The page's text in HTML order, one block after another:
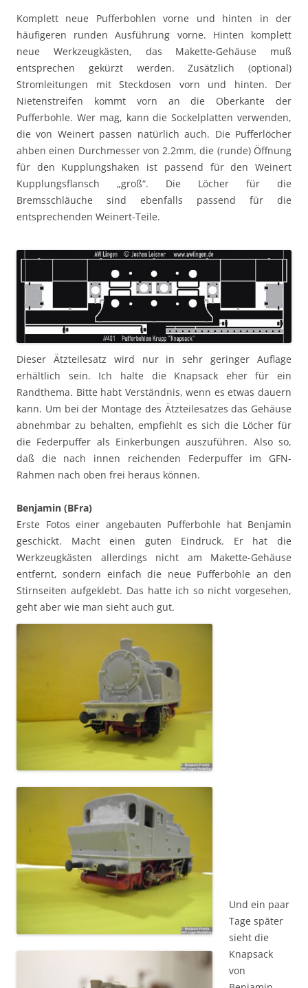
Komplett neue Pufferbohlen vorne und hinten in der
häufigeren runden Ausführung vorne. Hinten komplett
neue Werkzeugkästen, das Makette-Gehäuse muß
entsprechen gekürzt werden. Zusätzlich (optional)
Stromleitungen mit Steckdosen vorn und hinten. Der
Nietenstreifen kommt vorn an die Oberkante der
Pufferbohle. Wer mag, kann die Sockelplatten verwenden,
die von Weinert passen natürlich auch. Die Pufferlöcher
ahben einen Durchmesser von 2.2mm, die (runde) Öffnung
für den Kupplungshaken ist passend für den Weinert
Kupplungsflansch „groß“. Die Löcher für die
Bremsschläuche sind ebenfalls passend für die
entsprechenden Weinert-Teile.
Dieser Ätzteilesatz wird nur in sehr geringer Auflage
erhältlich sein. Ich halte die Knapsack eher für ein
Randthema. Bitte habt Verständnis, wenn es etwas dauern
kann. Um bei der Montage des Ätzteilesatzes das Gehäuse
abnehmbar zu behalten, empfiehlt es sich die Löcher für
die Federpuffer als Einkerbungen auszuführen. Also so,
daß die nach innen reichenden Federpuffer im GFN-
Rahmen nach oben frei heraus können.
Benjamin (BFra)
Erste Fotos einer angebauten Pufferbohle hat Benjamin
geschickt. Macht einen guten Eindruck. Er hat die
Werkzeugkästen allerdings nicht am Makette-Gehäuse
entfernt, sondern einfach die neue Pufferbohle an den
Stirnseiten aufgeklebt. Das hatte ich so nicht vorgesehen,
geht aber wie man sieht auch gut.
Und ein paar
Tage später
sieht die
Knapsack
von